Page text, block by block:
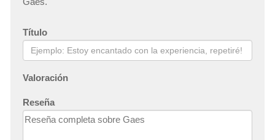
Título
Valoración
Reseña